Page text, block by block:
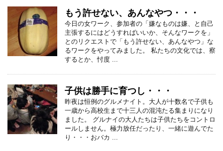
もう許せない、あんなやつ・・・
今日の女ワーク、参加者の「嫌なものは嫌、と自己
主張するにはどうすればいいか、そんなワークを」
とのリクエストで「もう許せない、あんなやつ」な
るワークをやってみました。 私たちの文化では、察
するとか、忖度 ...
子供は勝手に育つし・・・
昨夜は恒例のグルメナイト。大人が十数名で子供も
一歳から高校生まで十三人の混沌たる集まりになり
ました。 グルナイの大人たちは子供たちをコントロ
ールしません。極力放任だったり、一緒に遊んでた
り・・・おバカ ...